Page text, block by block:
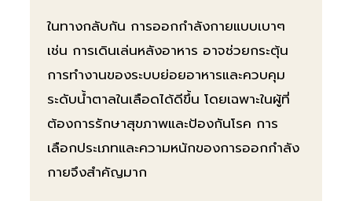
ในทางกลับกัน การออกกำลังกายแบบเบาๆ
เช่น การเดินเล่นหลังอาหาร อาจช่วยกระตุ้น
การทำงานของระบบย่อยอาหารและควบคุม
ระดับน้ำตาลในเลือดได้ดีขึ้น โดยเฉพาะในผู้ที่
ต้องการรักษาสุขภาพและป้องกันโรค การ
เลือกประเภทและความหนักของการออกกำลัง
กายจึงสำคัญมาก